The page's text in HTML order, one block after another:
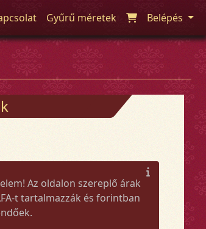
Gyűrű méretek Belépés
Az oldalon szereplő árak
t tartalmazzák és forintban